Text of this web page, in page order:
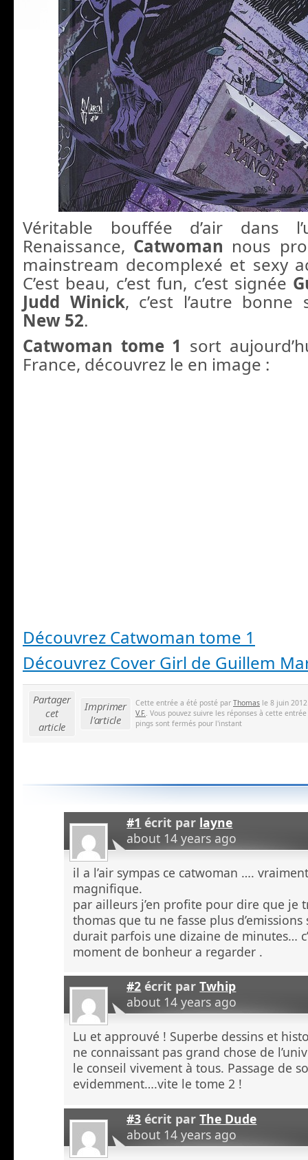
Véritable bouffée d’air dans
Renaissance, Catwoman nous
mainstream decomplexé et sexy
C’est beau, c’est fun, c’est signée
Judd Winick, c’est l’autre
New 52.
Catwoman tome 1 sort
France, découvrez le en image :
Découvrez Catwoman tome 1
Découvrez Cover Girl de Guillem
Partager
cet
article
Imprimer
l'article
Cette entrée a été posté par Thomas le 8 juin
V.F.. Vous pouvez suivre les réponses à cette
pings sont fermés pour l'instant
#1 écrit par layne
about 14 years ago
il a l’air sympas ce catwoman ….
magnifique.
par ailleurs j’en profite pour dire que je
thomas que tu ne fasse plus
durait parfois une dizaine de minutes…
moment de bonheur a regarder .
#2 écrit parTwhip
about 14 years ago
Lu et approuvé ! Superbe dessins et
ne connaissant pas grand chose de
le conseil vivement à tous. Passage de
evidemment….vite le tome 2 !
#3 écrit parThe Dude
about 14 years ago